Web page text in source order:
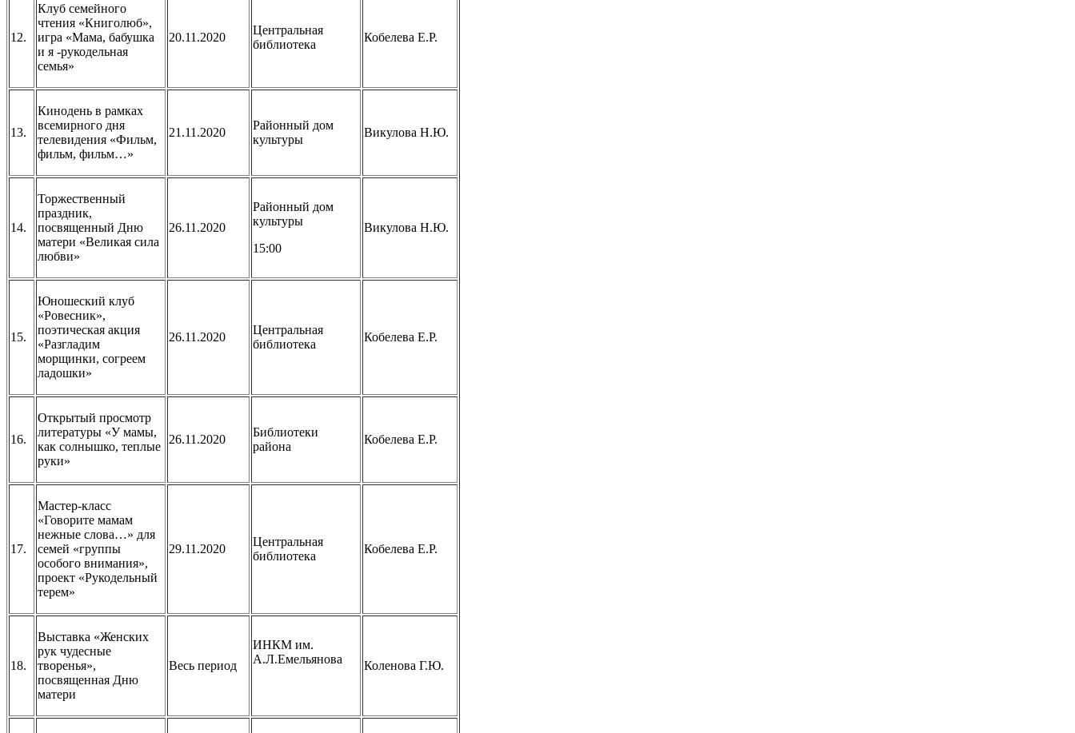
12.
Клуб семейного
чтения «Книголюб»,
игра «Мама, бабушка
и я -рукодельная
семья»
20.11.2020
Центральная
библиотека
Кобелева Е.Р.
13.
Кинодень в рамках
всемирного дня
телевидения «Фильм,
фильм, фильм…»
21.11.2020
Районный дом
культуры
Викулова Н.Ю.
14.
Торжественный
праздник,
посвященный Дню
матери «Великая сила
любви»
26.11.2020
Районный дом
культуры
15:00
Викулова Н.Ю.
15.
Юношеский клуб
«Ровесник»,
поэтическая акция
«Разгладим
морщинки, согреем
ладошки»
26.11.2020
Центральная
библиотека
Кобелева Е.Р.
16.
Открытый просмотр
литературы «У мамы,
как солнышко, теплые
руки»
26.11.2020
Библиотеки
района
Кобелева Е.Р.
17.
Мастер-класс
«Говорите мамам
нежные слова…» для
семей «группы
особого внимания»,
проект «Рукодельный
терем»
29.11.2020
Центральная
библиотека
Кобелева Е.Р.
18.
Выставка «Женских
рук чудесные
творенья»,
посвященная Дню
матери
Весь период
ИНКМ им.
А.Л.Емельянова
Коленова Г.Ю.